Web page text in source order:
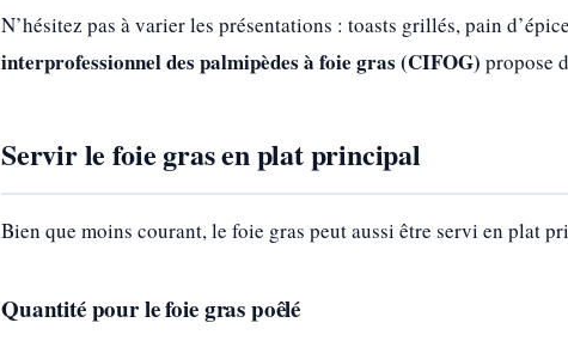
N’hésitez pas à varier les présentations : toasts grillés, pain
interprofessionnel des palmipèdes à foie gras (CIFOG) propose
Servir le foie gras en plat principal
Bien que moins courant, le foie gras peut aussi être servi en plat
Quantité pour le foie gras poêlé